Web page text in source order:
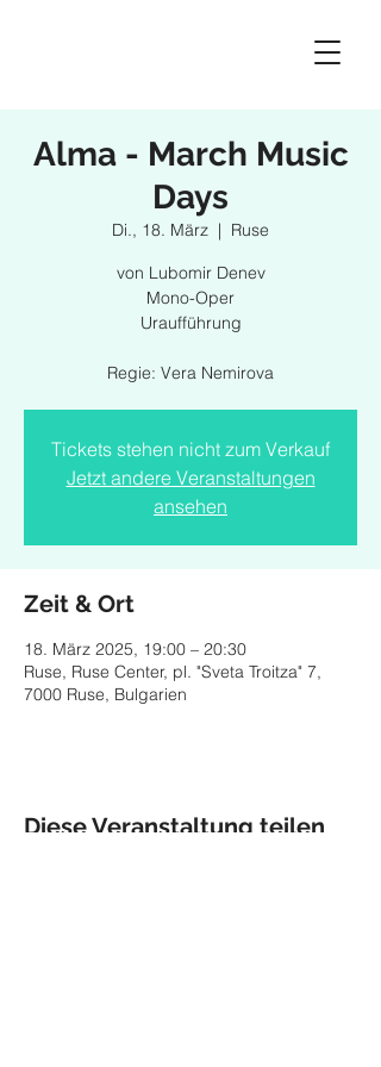
Alma - March Music
Days
Di., 18. März
  |
Ruse
von Lubomir Denev
Mono-Oper
Uraufführung
Regie: Vera Nemirova
Tickets stehen nicht zum Verkauf
Jetzt andere Veranstaltungen
ansehen
Zeit & Ort
18. März 2025, 19:00 – 20:30
Ruse, Ruse Center, pl. "Sveta Troitza" 7,
7000 Ruse, Bulgarien
Diese Veranstaltung teilen